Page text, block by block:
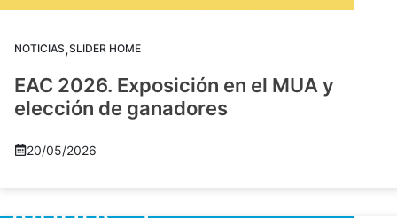
NOTICIAS,SLIDER HOME
EAC 2026. Exposición en el MUA y
elección de ganadores
20/05/2026